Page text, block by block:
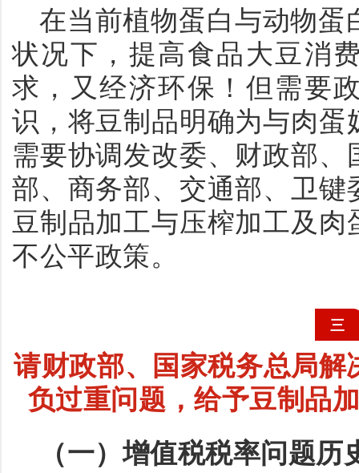
在当前植物蛋白与动物
状况下，提高食品大豆消
求，又经济环保！但需要
识，将豆制品明确为与肉
需要协调发改委、财政部
部、商务部、交通部、卫
豆制品加工与压榨加工及
不公平政策。
三
请财政部、国家税务总局
负过重问题，给予豆制品
（一）增值税税率问题历